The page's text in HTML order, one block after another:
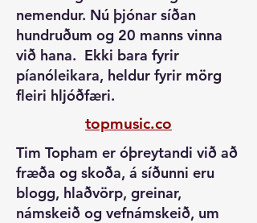
nemendur. Nú þjónar síðan
hundruðum og 20 manns vinna
við hana. Ekki bara fyrir
píanóleikara, heldur fyrir mörg
fleiri hljóðfæri.
topmusic.co
Tim Topham er óþreytandi við að
fræða og skoða, á síðunni eru
blogg, hlaðvörp, greinar,
námskeið og vefnámskeið, um